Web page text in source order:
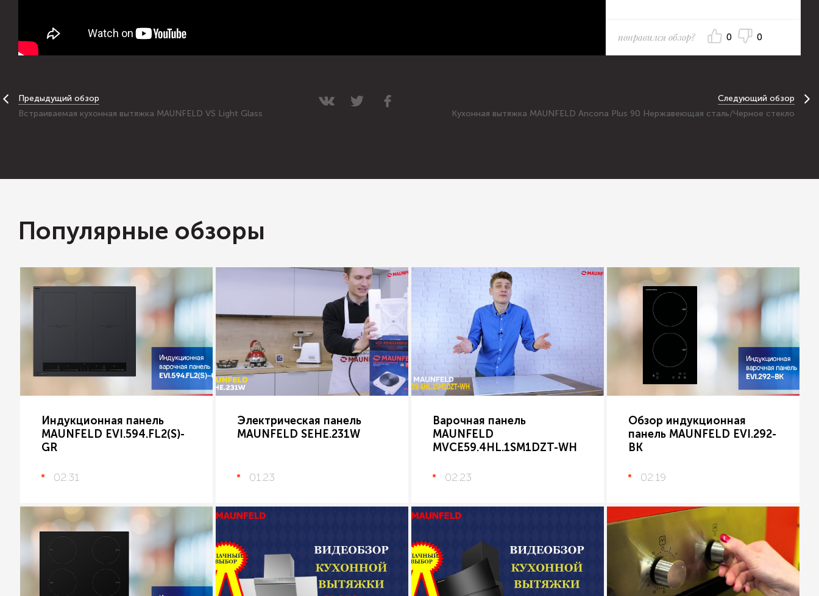
понравился обзор? 0 0
Предыдущий обзор
Встраиваемая кухонная вытяжка MAUNFELD VS Light Glass
Следующий обзор
Кухонная вытяжка MAUNFELD Ancona Plus 90 Нержавеющая сталь/Черное стекло
Популярные обзоры
Индукционная панель
MAUNFELD EVI.594.FL2(S)-
GR
02:31
Электрическая панель
MAUNFELD SEHE.231W
01:23
Варочная панель
MAUNFELD
MVCE59.4HL.1SM1DZT-WH
02:23
Обзор индукционная
панель MAUNFELD EVI.292-
BK
02:19